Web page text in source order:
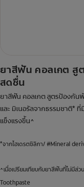
ยาสีฟัน คอลเกต สู
สดชื่น
ยาสีฟัน คอลเกต สูตรป้องกัน
และ มิเนอรัลจากธรรมชาติ*
แข็งแรงขึ้น^
*จากไฮเดรตซิลิกา/ #Mineral
^เมื่อเปรียมเทียบกับยาสีฟันที่ไม่มี
Toothpaste